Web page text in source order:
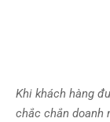
Khi khách hàng
chắc chắn doanh